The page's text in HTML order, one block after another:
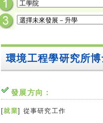
環境工程學研究所
發展方向：
[就業] 從事研究工作